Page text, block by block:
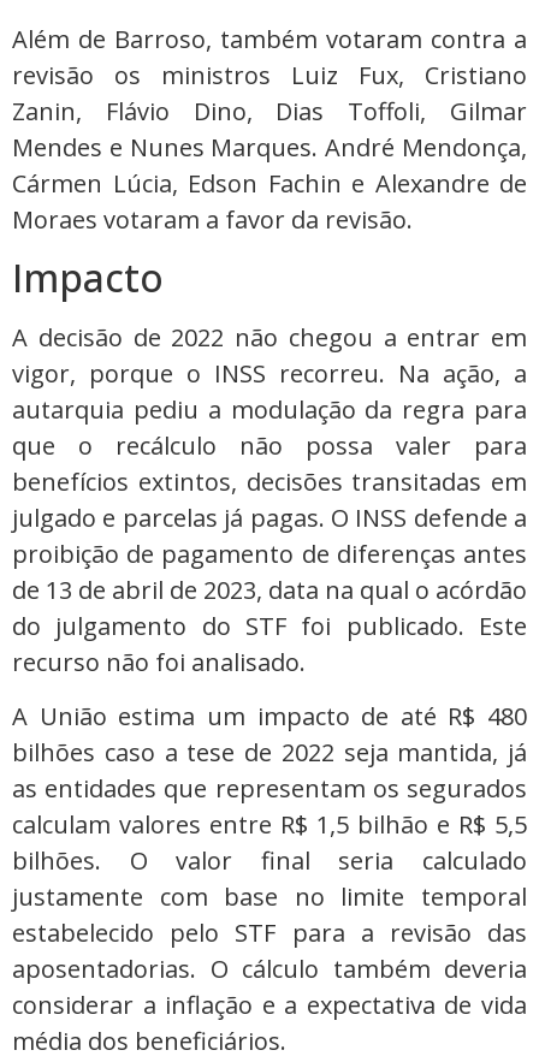
Além de Barroso, também votaram contra a
revisão os ministros Luiz Fux, Cristiano
Zanin, Flávio Dino, Dias Toffoli, Gilmar
Mendes e Nunes Marques. André Mendonça,
Cármen Lúcia, Edson Fachin e Alexandre de
Moraes votaram a favor da revisão.
Impacto
A decisão de 2022 não chegou a entrar em
vigor, porque o INSS recorreu. Na ação, a
autarquia pediu a modulação da regra para
que o recálculo não possa valer para
benefícios extintos, decisões transitadas em
julgado e parcelas já pagas. O INSS defende a
proibição de pagamento de diferenças antes
de 13 de abril de 2023, data na qual o acórdão
do julgamento do STF foi publicado. Este
recurso não foi analisado.
A União estima um impacto de até R$ 480
bilhões caso a tese de 2022 seja mantida, já
as entidades que representam os segurados
calculam valores entre R$ 1,5 bilhão e R$ 5,5
bilhões. O valor final seria calculado
justamente com base no limite temporal
estabelecido pelo STF para a revisão das
aposentadorias. O cálculo também deveria
considerar a inflação e a expectativa de vida
média dos beneficiários.